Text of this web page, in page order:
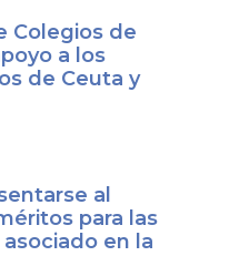
Colegios de
a los
de Ceuta y
al
para las
en la